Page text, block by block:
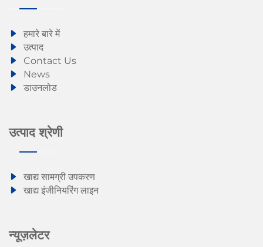
हमारे बारे में
उत्पाद
Contact Us
News
डाउनलोड
उत्पाद श्रेणी
खाद्य सामग्री उपकरण
खाद्य इंजीनियरिंग लाइन
न्यूज़लेटर